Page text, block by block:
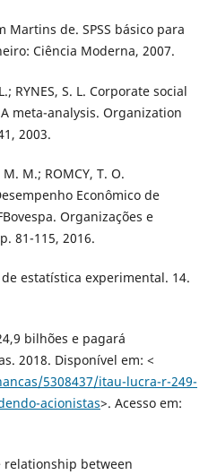
Martins de. SPSS básico para
Ciência Moderna, 2007.
RYNES, S. L. Corporate social
meta-analysis. Organization
2003.
M. M.; ROMCY, T. O.
Econômico de
Organizações e
81-115, 2016.
de estatística experimental. 14.
bilhões e pagará
2018. Disponível em: <
5308437/itau-lucra-r-249-
acionistas>. Acesso em:
relationship between